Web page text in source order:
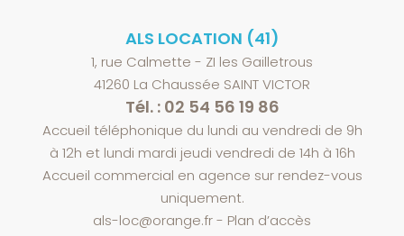
ALS LOCATION (41)
1, rue Calmette - ZI les Gailletrous
41260 La Chaussée SAINT VICTOR
Tél. : 02 54 56 19 86
Accueil téléphonique du lundi au vendredi de 9h
à 12h et lundi mardi jeudi vendredi de 14h à 16h
Accueil commercial en agence sur rendez-vous
uniquement.
als-loc@orange.fr- Plan d’accès